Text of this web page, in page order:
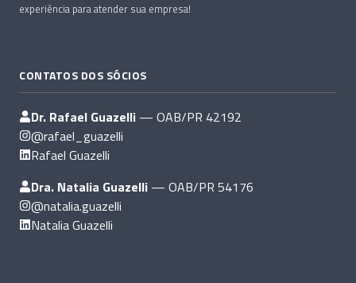
experiência para atender sua empresa!
CONTATOS DOS SÓCIOS
Dr. Rafael Guazelli — OAB/PR 42192
@rafael_guazelli
Rafael Guazelli
Dra. Natalia Guazelli — OAB/PR 54176
@natalia.guazelli
Natalia Guazelli